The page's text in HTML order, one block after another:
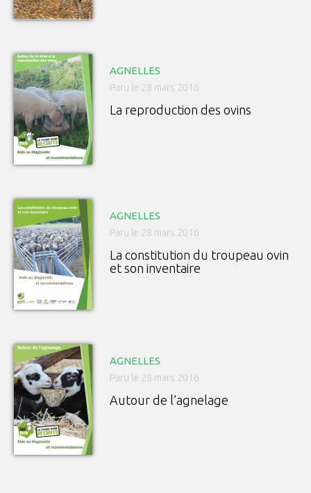
AGNELLES
Paru le 28 mars 2016
La reproduction des ovins
AGNELLES
Paru le 28 mars 2016
La constitution du troupeau ovin
et son inventaire
AGNELLES
Paru le 28 mars 2016
Autour de l’agnelage